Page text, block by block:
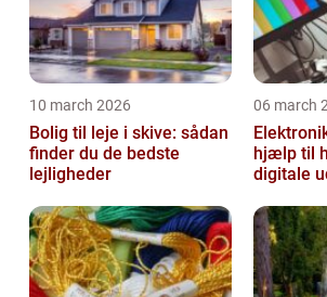
10 march 2026
Bolig til leje i skive: sådan
finder du de bedste
lejligheder
06 march
Elektronik
hjælp til
digitale